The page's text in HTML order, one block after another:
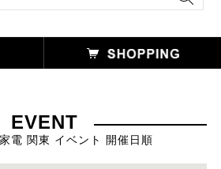
EVENT
電 関東 イベント 開催日順